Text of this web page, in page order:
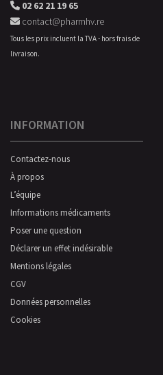
02 62 21 19 65
contact@pharmhv.re
Tous les prix incluent la TVA - hors frais de
livraison.
INFORMATION
Contactez-nous
À propos
L’équipe
Informations médicaments
Poser une question
Déclarer un effet indésirable
Mentions légales
CGV
Données personnelles
Cookies